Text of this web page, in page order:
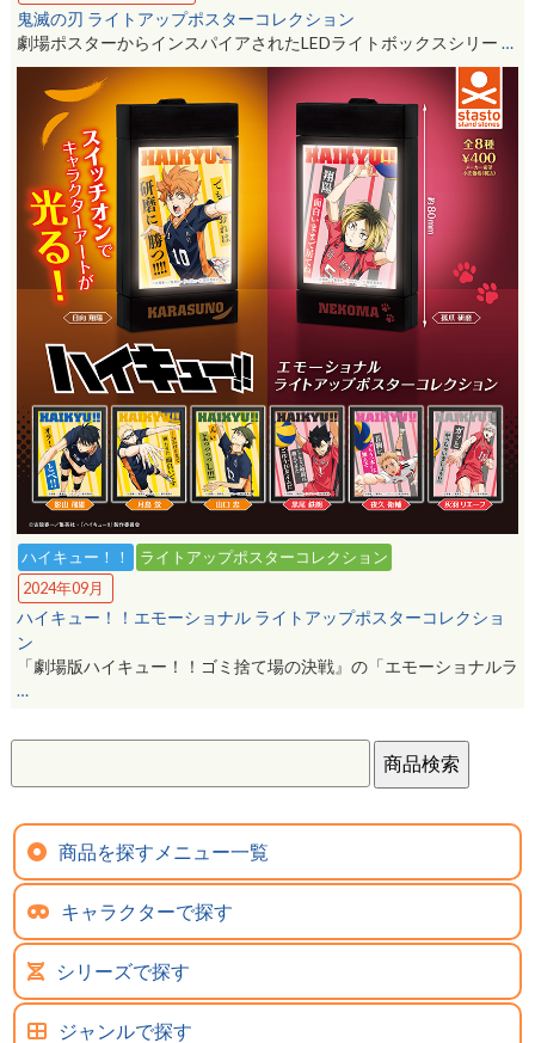
鬼滅の刃 ライトアップポスターコレクション
劇場ポスターからインスパイアされたLEDライトボックスシリー …
ハイキュー！！
ライトアップポスターコレクション
2024年09月
ハイキュー！！エモーショナル ライトアップポスターコレクショ
ン
「劇場版ハイキュー！！ゴミ捨て場の決戦』の「エモーショナルラ
…
商品を探すメニュー一覧
キャラクターで探す
シリーズで探す
ジャンルで探す